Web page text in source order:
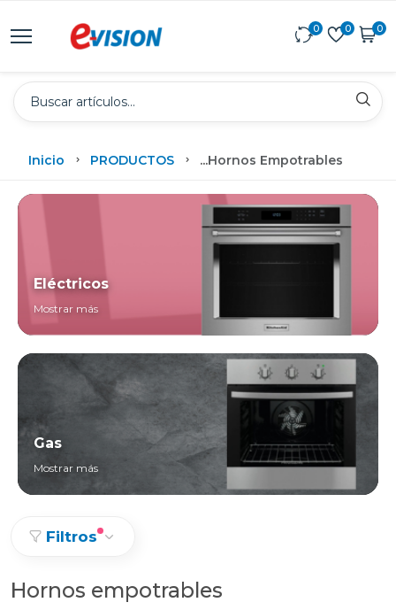
0 0 0
Inicio PRODUCTOS ...Hornos Empotrables
Eléctricos
Mostrar más
Gas
Mostrar más
Filtros
Hornos empotrables